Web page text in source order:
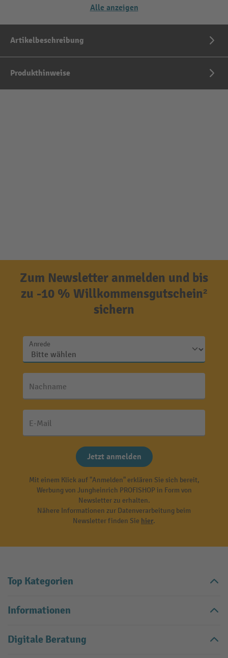
Alle anzeigen
Artikelbeschreibung
Produkthinweise
Zum Newsletter anmelden und bis
zu -10 % Willkommensgutschein²
sichern
Anrede
Nachname
E-Mail
Jetzt anmelden
Mit einem Klick auf "Anmelden" erklären Sie sich bereit,
Werbung von Jungheinrich PROFISHOP in Form von
Newsletter zu erhalten.
Nähere Informationen zur Datenverarbeitung beim
Newsletter finden Sie hier.
Top Kategorien
Informationen
Digitale Beratung